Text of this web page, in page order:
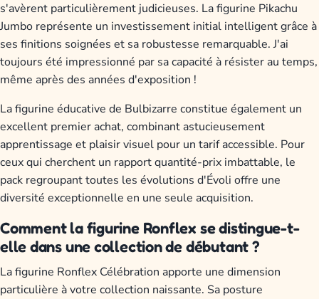
s'avèrent particulièrement judicieuses. La figurine Pikachu
Jumbo représente un investissement initial intelligent grâce à
ses finitions soignées et sa robustesse remarquable. J'ai
toujours été impressionné par sa capacité à résister au temps,
même après des années d'exposition !
La figurine éducative de Bulbizarre constitue également un
excellent premier achat, combinant astucieusement
apprentissage et plaisir visuel pour un tarif accessible. Pour
ceux qui cherchent un rapport quantité-prix imbattable, le
pack regroupant toutes les évolutions d'Évoli offre une
diversité exceptionnelle en une seule acquisition.
Comment la figurine Ronflex se distingue-t-
elle dans une collection de débutant ?
La figurine Ronflex Célébration apporte une dimension
particulière à votre collection naissante. Sa posture